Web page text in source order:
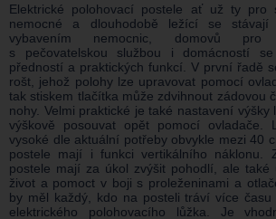
Elektrické polohovací postele ať už ty pro
nemocné a dlouhodobě ležící se
vybavením nemocnic, domovů pro
s pečovatelskou službou i domácností
předností a praktických funkcí. V první řadě
rošt, jehož polohy lze upravovat pomocí
tak stiskem tlačítka může zdvihnout zádovou
nohy. Velmi praktické je také nastavení výšky
výškově posouvat opět pomocí ovladače.
vysoké dle aktuální potřeby obvykle mezi 40
postele mají i funkci vertikálního náklonu.
postele mají za úkol zvýšit pohodlí, ale také
život a pomoct v boji s proleženinami a
by měl každý, kdo na posteli tráví více času
elektrického polohovacího lůžka. Je